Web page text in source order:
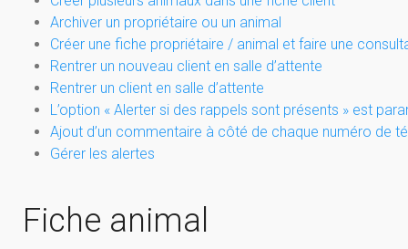
Archiver un propriétaire ou un animal
Créer une fiche propriétaire / animal et faire une
Rentrer un nouveau client en salle d’attente
Rentrer un client en salle d’attente
L’option « Alerter si des rappels sont présents » est
Ajout d’un commentaire à côté de chaque numéro de
Gérer les alertes
Fiche animal